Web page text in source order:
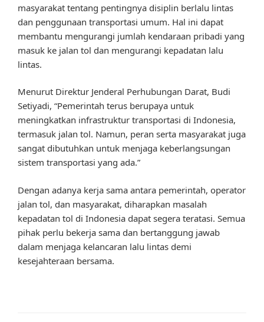
masyarakat tentang pentingnya disiplin berlalu lintas
dan penggunaan transportasi umum. Hal ini dapat
membantu mengurangi jumlah kendaraan pribadi yang
masuk ke jalan tol dan mengurangi kepadatan lalu
lintas.
Menurut Direktur Jenderal Perhubungan Darat, Budi
Setiyadi, “Pemerintah terus berupaya untuk
meningkatkan infrastruktur transportasi di Indonesia,
termasuk jalan tol. Namun, peran serta masyarakat juga
sangat dibutuhkan untuk menjaga keberlangsungan
sistem transportasi yang ada.”
Dengan adanya kerja sama antara pemerintah, operator
jalan tol, dan masyarakat, diharapkan masalah
kepadatan tol di Indonesia dapat segera teratasi. Semua
pihak perlu bekerja sama dan bertanggung jawab
dalam menjaga kelancaran lalu lintas demi
kesejahteraan bersama.